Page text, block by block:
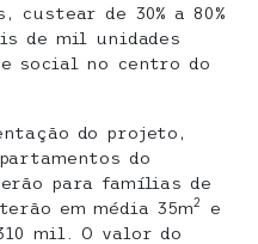
custear de 30% a 80%
de mil unidades
social no centro do
do projeto,
do
para famílias de
em média 35m2
e
mil. O valor do